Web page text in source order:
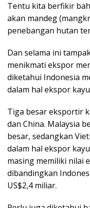
Tentu kita berfikir
akan mandeg
penebangan hutan
Dan selama ini
menikmati ekspor
diketahui Indonesia
dalam hal ekspor
Tiga besar eksportir
dan China. Malaysia
besar, sedangkan
dalam hal ekspor
masing memiliki nilai
dibandingkan
US$2,4 miliar.